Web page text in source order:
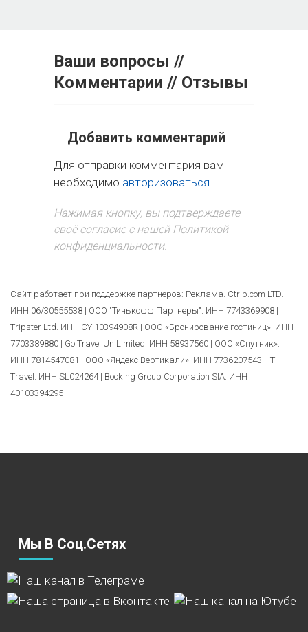
Ваши вопросы //
Комментарии // Отзывы
Добавить комментарий
Для отправки комментария вам
необходимо авторизоваться
Нажимая кнопку, вы подтверждаете
своё согласие с нашей Политикой
конфиденциальности.
Сайт работает при поддержке партнеров: Реклама. Ctrip.com LTD.
ИНН 06/30555538 | ООО "Тинькофф Партнеры". ИНН 7743369908 |
Tripster Ltd. ИНН CY 10394908R | ООО «Бронирование гостиниц». ИНН
7703389880 | Go Travel Un Limited. ИНН 58937560 | ООО «Спутник».
ИНН 7814547081 | ООО «Яндекс Вертикали». ИНН 7736207543 | IT
Travel. ИНН SL024264 | Booking Group Corporation SIA. ИНН
40103394295
Мы В Соц.сетях